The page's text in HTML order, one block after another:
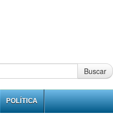
Buscar
POLÍTICA